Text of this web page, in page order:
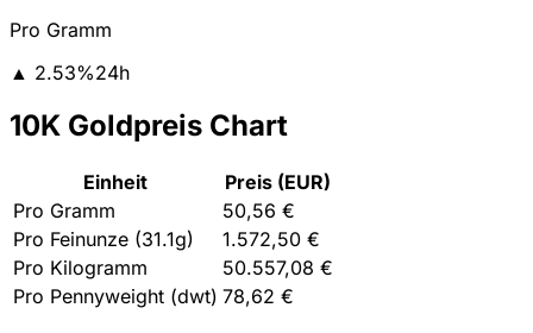
Pro Gramm
▲ 2.53%24h
10K Goldpreis Chart
Einheit
Preis (EUR)
Pro Gramm
50,56 €
Pro Feinunze (31.1g)
1.572,50 €
Pro Kilogramm
50.557,08 €
Pro Pennyweight (dwt) 78,62 €